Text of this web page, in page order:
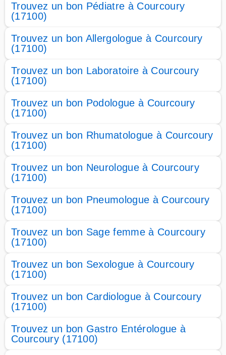
Trouvez un bon Pédiatre à Courcoury
(17100)
Trouvez un bon Allergologue à Courcoury
(17100)
Trouvez un bon Laboratoire à Courcoury
(17100)
Trouvez un bon Podologue à Courcoury
(17100)
Trouvez un bon Rhumatologue à Courcoury
(17100)
Trouvez un bon Neurologue à Courcoury
(17100)
Trouvez un bon Pneumologue à Courcoury
(17100)
Trouvez un bon Sage femme à Courcoury
(17100)
Trouvez un bon Sexologue à Courcoury
(17100)
Trouvez un bon Cardiologue à Courcoury
(17100)
Trouvez un bon Gastro Entérologue à
Courcoury (17100)